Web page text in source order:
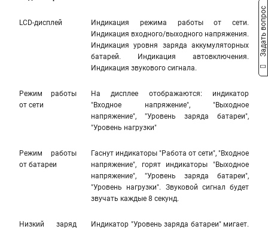
LCD-дисплей
Индикация режима работы от сети.
Индикация входного/выходного напряжения.
Индикация уровня заряда аккумуляторных
батарей. Индикация автовключения.
Индикация звукового сигнала.
Режим работы
от сети
На дисплее отображаются: индикатор
"Входное напряжение", "Выходное
напряжение", "Уровень заряда батареи",
"Уровень нагрузки"
Режим работы
от батареи
Гаснут индикаторы "Работа от сети", "Входное
напряжение", горят индикаторы "Выходное
напряжение", "Уровень заряда батареи",
"Уровень нагрузки". Звуковой сигнал будет
звучать каждые 8 секунд.
Низкий заряд
Индикатор "Уровень заряда батареи" мигает.
Задать вопрос